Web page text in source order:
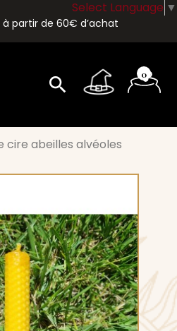
partir de 60€ d’achat
search 0
cire abeilles alvéoles
Select Language ▼